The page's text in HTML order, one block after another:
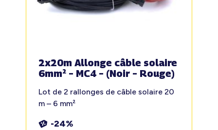
2x20m Allonge câble solaire
6mm² – MC4 – (Noir – Rouge)
Lot de 2 rallonges de câble solaire 20
m – 6 mm²
-24%